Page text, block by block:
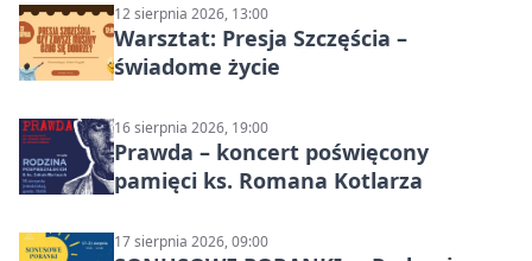
12 sierpnia 2026, 13:00
Warsztat: Presja Szczęścia –
świadome życie
16 sierpnia 2026, 19:00
Prawda – koncert poświęcony
pamięci ks. Romana Kotlarza
17 sierpnia 2026, 09:00